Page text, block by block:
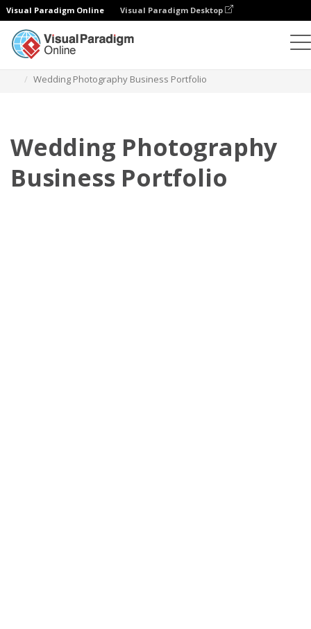
Visual Paradigm Online Visual Paradigm Desktop
Wedding Photography Business Portfolio
Wedding Photography
Business Portfolio